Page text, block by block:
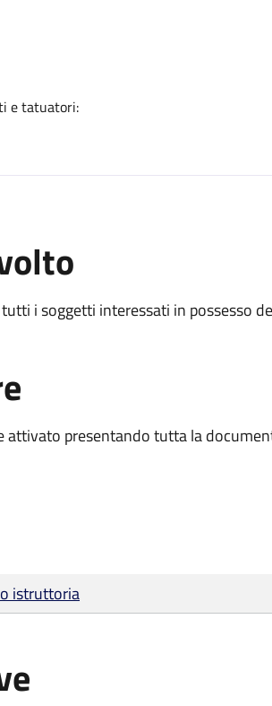
e tatuatori:
i soggetti interessati in possesso
attivato presentando tutta la
istruttoria